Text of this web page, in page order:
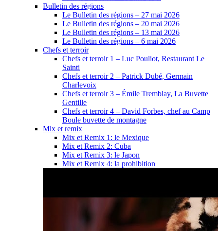
Bulletin des régions
Le Bulletin des régions – 27 mai 2026
Le Bulletin des régions – 20 mai 2026
Le Bulletin des régions – 13 mai 2026
Le Bulletin des régions – 6 mai 2026
Chefs et terroir
Chefs et terroir 1 – Luc Pouliot, Restaurant Le
Sainti
Chefs et terroir 2 – Patrick Dubé, Germain
Charlevoix
Chefs et terroir 3 – Émile Tremblay, La Buvette
Gentille
Chefs et terroir 4 – David Forbes, chef au Camp
Boule buvette de montagne
Mix et remix
Mix et Remix 1: le Mexique
Mix et Remix 2: Cuba
Mix et Remix 3: le Japon
Mix et Remix 4: la prohibition